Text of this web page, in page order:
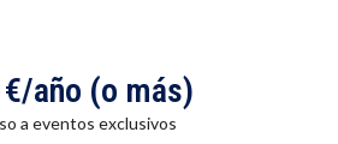
€/año (o más)
a eventos exclusivos